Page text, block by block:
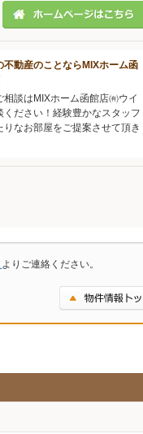
動産のことならMIXホーム函
談はMIXホーム函館店㈲ウイ
ください！経験豊かなスタッフ
なお部屋をご提案させて頂き
よりご連絡ください。